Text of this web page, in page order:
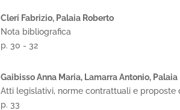
Cleri Fabrizio, Palaia Roberto
Nota bibliografica
p. 30 - 32
Gaibisso Anna Maria, Lamarra Antonio, Palaia
Atti legislativi, norme contrattuali e proposte
p. 33